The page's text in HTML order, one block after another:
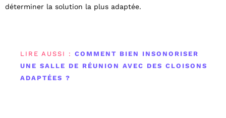
déterminer la solution la plus adaptée.
LIRE AUSSI : COMMENT BIEN INSONORISER
UNE SALLE DE RÉUNION AVEC DES CLOISONS
ADAPTÉES ?